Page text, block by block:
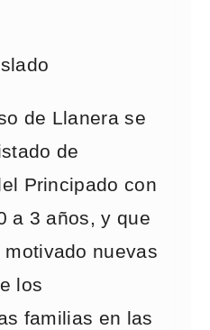
de Llanera se
de
Principado con
a 3 años, y que
nuevas
los
familias en las